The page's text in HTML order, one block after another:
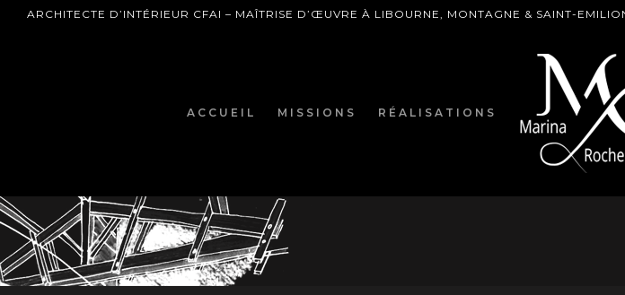
ARCHITECTE D’INTÉRIEUR CFAI – MAÎTRISE D’ŒUVRE À LIBOURNE, MONTAGNE & SAINT-
ACCUEIL MISSIONS RÉALISATIONS